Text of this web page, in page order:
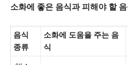
소화에 좋은 음식과 피해야 할
음식
종류
소화에 도움을 주는 음
식